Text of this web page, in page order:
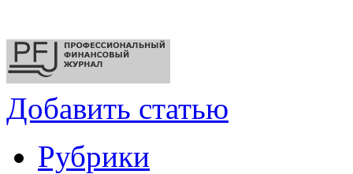
Добавить статью
Рубрики